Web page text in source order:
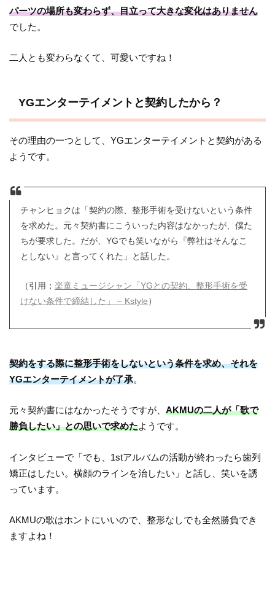
パーツの場所も変わらず、目立って大きな変化はありません
でした。
二人とも変わらなくて、可愛いですね！
YGエンターテイメントと契約したから？
その理由の一つとして、YGエンターテイメントと契約がある
ようです。
チャンヒョクは「契約の際、整形手術を受けないという条件
を求めた。元々契約書にこういった内容はなかったが、僕た
ちが要求した。だが、YGでも笑いながら『弊社はそんなこ
としない』と言ってくれた」と話した。
（引用； 楽童ミュージシャン「YGとの契約、整形手術を受
けない条件で締結した」 – Kstyle）
契約をする際に整形手術をしないという条件を求め、それを
YGエンターテイメントが了承。
元々契約書にはなかったそうですが、AKMUの二人が「歌で
勝負したい」との思いで求めたようです。
インタビューで「でも、1stアルバムの活動が終わったら歯列
矯正はしたい。横顔のラインを治したい」と話し、笑いを誘
っています。
AKMUの歌はホントにいいので、整形なしでも全然勝負でき
ますよね！